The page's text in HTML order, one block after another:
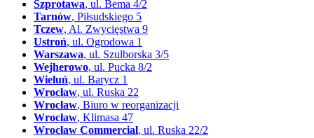
Szprotawa, ul. Bema 4/2
Tarnów, Piłsudskiego 5
Tczew, Al. Zwycięstwa 9
Ustroń, ul. Ogrodowa 1
Warszawa, ul. Szulborska 3/5
Wejherowo, ul. Pucka 8/2
Wieluń, ul. Barycz 1
Wrocław, ul. Ruska 22
Wrocław, Biuro w reorganizacji
Wrocław, Klimasa 47
Wrocław Commercial, ul. Ruska 22/2